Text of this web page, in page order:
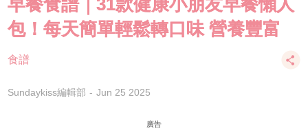
早餐食譜｜31款健康小朋友早餐懶人
包！每天簡單輕鬆轉口味 營養豐富
食譜
Sundaykiss編輯部 Jun 25 2025
廣告